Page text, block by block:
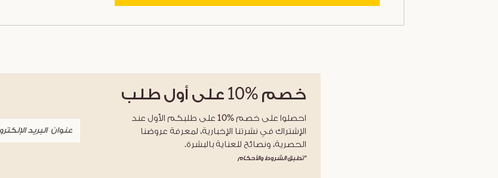
خصم %10 على أول طلب
احصلوا على خصم %10 على طلبكم الأول عند
الإشتراك في نشرتنا الإخبارية، لمعرفة عروضنا
الحصرية، ونصائح للعناية بالبشرة.
*تطبق الشروط والأحكام